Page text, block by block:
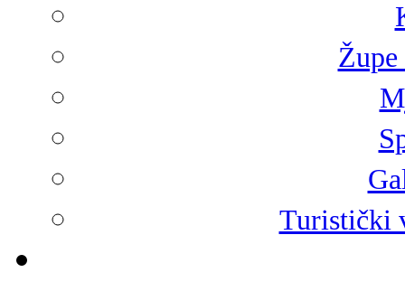
Turistički